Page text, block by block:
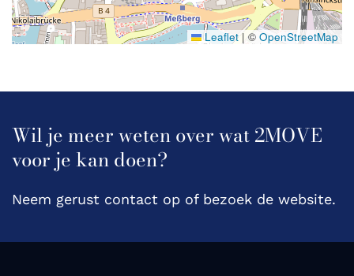
Leaflet | © OpenStreetMap
Wil je meer weten over wat 2MOVE
voor je kan doen?
Neem gerust contact op of bezoek de website.